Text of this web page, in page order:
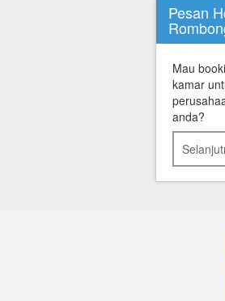
Pesan
Mau
kamar
anda?